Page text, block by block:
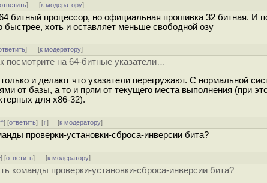
ответить] [к модератору]
битный процессор, но официальная прошивка 32 битная. И
быстрее, хоть и оставляет меньше свободной озу
] [к модератору]
посмотрите на 64-битные указатели…
и делают что указатели перегружают. С нормальной
от базы, а то и прям от текущего места выполнения (при
для x86-32).
] [ответить][↑] [к модератору]
проверки-установки-сброса-инверсии бита?
] [ответить] [к модератору]
команды проверки-установки-сброса-инверсии бита?